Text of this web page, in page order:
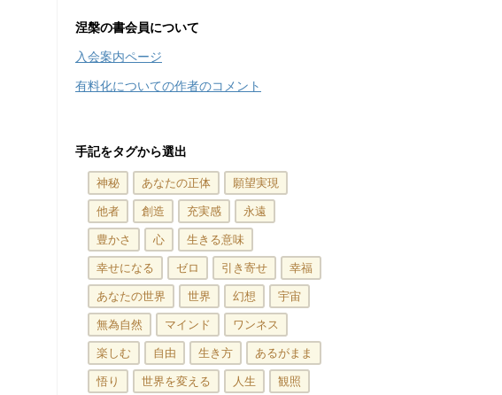
涅槃の書会員について
入会案内ページ
有料化についての作者のコメント
手記をタグから選出
神秘 あなたの正体
願望実現
他者
創造 充実感
永遠
豊かさ
心
生きる意味
幸せになる
ゼロ 引き寄せ
幸福
あなたの世界
世界 幻想
宇宙
無為自然
マインド
ワンネス
楽しむ
自由 生き方
あるがまま
悟り
世界を変える 人生
観照